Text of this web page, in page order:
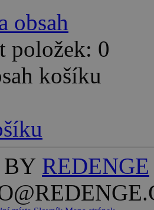
obsah
položek: 0
košíku
BY REDENGE